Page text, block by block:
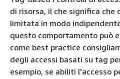
di risorsa, il che significa che
limitata in modo
questo comportamento può
come best practice
degli accessi basati su tag
esempio, se abiliti l'accesso